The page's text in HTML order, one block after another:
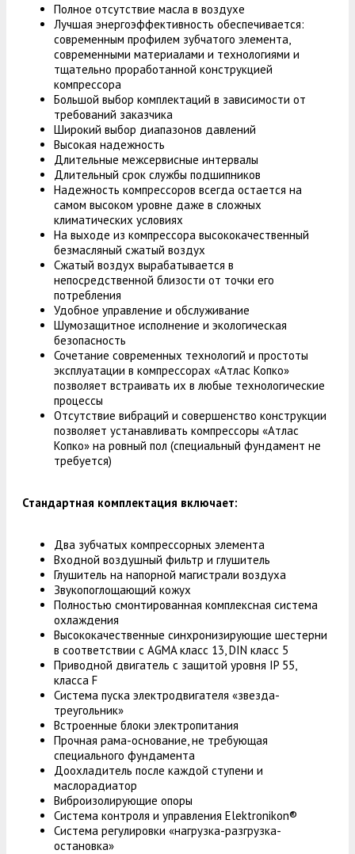
Полное отсутствие масла в воздухе
Лучшая энергоэффективность обеспечивается:
современным профилем зубчатого элемента,
современными материалами и технологиями и
тщательно проработанной конструкцией
компрессора
Большой выбор комплектаций в зависимости от
требований заказчика
Широкий выбор диапазонов давлений
Высокая надежность
Длительные межсервисные интервалы
Длительный срок службы подшипников
Надежность компрессоров всегда остается на
самом высоком уровне даже в сложных
климатических условиях
На выходе из компрессора высококачественный
безмасляный сжатый воздух
Сжатый воздух вырабатывается в
непосредственной близости от точки его
потребления
Удобное управление и обслуживание
Шумозащитное исполнение и экологическая
безопасность
Сочетание современных технологий и простоты
эксплуатации в компрессорах «Атлас Копко»
позволяет встраивать их в любые технологические
процессы
Отсутствие вибраций и совершенство конструкции
позволяет устанавливать компрессоры «Атлас
Копко» на ровный пол (специальный фундамент не
требуется)
Стандартная комплектация включает:
Два зубчатых компрессорных элемента
Входной воздушный фильтр и глушитель
Глушитель на напорной магистрали воздуха
Звукопоглощающий кожух
Полностью смонтированная комплексная система
охлаждения
Высококачественные синхронизирующие шестерни
в соответствии с AGMA класс 13, DIN класс 5
Приводной двигатель с защитой уровня IP 55,
класса F
Система пуска электродвигателя «звезда-
треугольник»
Встроенные блоки электропитания
Прочная рама-основание, не требующая
специального фундамента
Доохладитель после каждой ступени и
маслорадиатор
Виброизолирующие опоры
Система контроля и управления Еlektronikon®
Система регулировки «нагрузка-разгрузка-
остановка»